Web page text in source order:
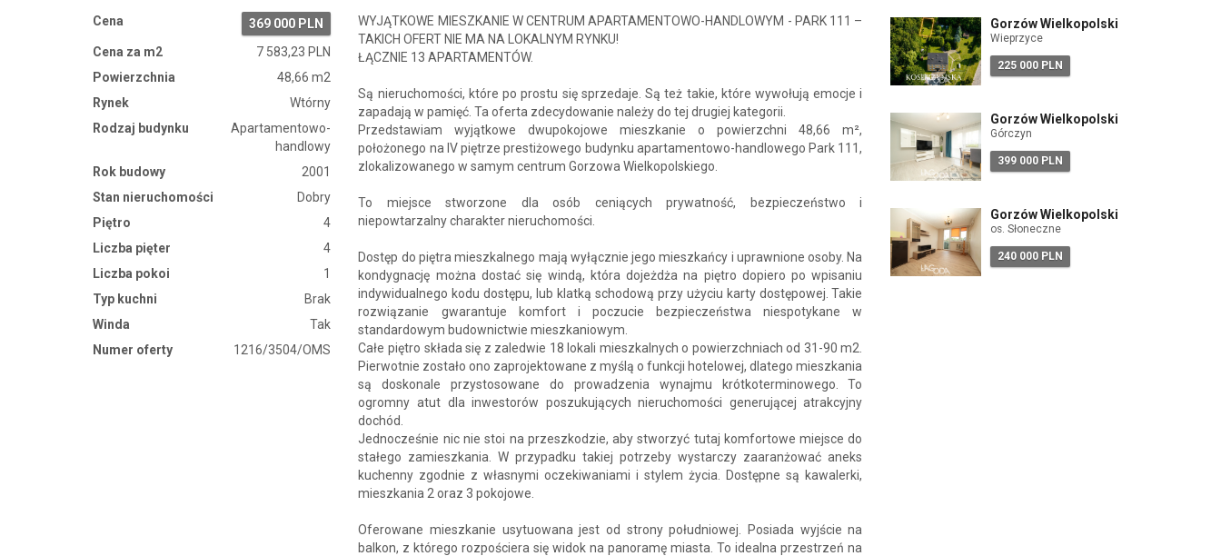
Cena
369 000 PLN
Cena za m2
7 583,23 PLN
Powierzchnia
48,66 m2
Rynek
Wtórny
Rodzaj budynku
Apartamentowo-
handlowy
Rok budowy
2001
Stan nieruchomości
Dobry
Piętro
4
Liczba pięter
4
Liczba pokoi
1
Typ kuchni
Brak
Winda
Tak
Numer oferty
1216/3504/OMS
WYJĄTKOWE MIESZKANIE W CENTRUM APARTAMENTOWO-HANDLOWYM - PARK 111 –
TAKICH OFERT NIE MA NA LOKALNYM RYNKU!
ŁĄCZNIE 13 APARTAMENTÓW.
Są nieruchomości, które po prostu się sprzedaje. Są też takie, które wywołują emocje i
zapadają w pamięć. Ta oferta zdecydowanie należy do tej drugiej kategorii.
Przedstawiam wyjątkowe dwupokojowe mieszkanie o powierzchni 48,66 m²,
położonego na IV piętrze prestiżowego budynku apartamentowo-handlowego Park 111,
zlokalizowanego w samym centrum Gorzowa Wielkopolskiego.
To miejsce stworzone dla osób ceniących prywatność, bezpieczeństwo i
niepowtarzalny charakter nieruchomości.
Dostęp do piętra mieszkalnego mają wyłącznie jego mieszkańcy i uprawnione osoby. Na
kondygnację można dostać się windą, która dojeżdża na piętro dopiero po wpisaniu
indywidualnego kodu dostępu, lub klatką schodową przy użyciu karty dostępowej. Takie
rozwiązanie gwarantuje komfort i poczucie bezpieczeństwa niespotykane w
standardowym budownictwie mieszkaniowym.
Całe piętro składa się z zaledwie 18 lokali mieszkalnych o powierzchniach od 31-90 m2.
Pierwotnie zostało ono zaprojektowane z myślą o funkcji hotelowej, dlatego mieszkania
są doskonale przystosowane do prowadzenia wynajmu krótkoterminowego. To
ogromny atut dla inwestorów poszukujących nieruchomości generującej atrakcyjny
dochód.
Jednocześnie nic nie stoi na przeszkodzie, aby stworzyć tutaj komfortowe miejsce do
stałego zamieszkania. W przypadku takiej potrzeby wystarczy zaaranżować aneks
kuchenny zgodnie z własnymi oczekiwaniami i stylem życia. Dostępne są kawalerki,
mieszkania 2 oraz 3 pokojowe.
Oferowane mieszkanie usytuowana jest od strony południowej. Posiada wyjście na
balkon, z którego rozpościera się widok na panoramę miasta. To idealna przestrzeń na
Gorzów Wielkopolski
Wieprzyce
225 000 PLN
Gorzów Wielkopolski
Górczyn
399 000 PLN
Gorzów Wielkopolski
os. Słoneczne
240 000 PLN